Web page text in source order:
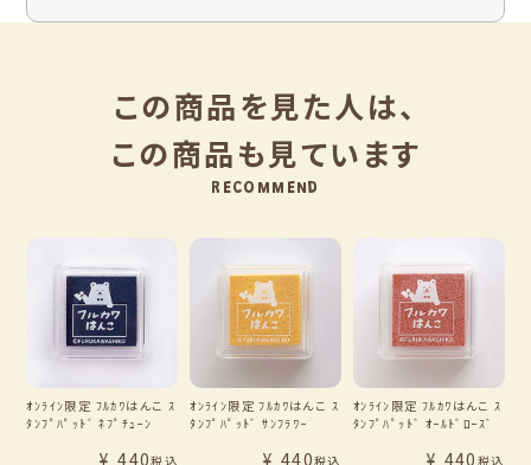
この商品を見た人は、
この商品も見ています
RECOMMEND
ｵﾝﾗｲﾝ限定 ﾌﾙｶﾜはんこ ｽ
ﾀﾝﾌﾟﾊﾟｯﾄﾞ ﾈﾌﾟﾁｭｰﾝ
¥ 440税込
ｵﾝﾗｲﾝ限定 ﾌﾙｶﾜはんこ ｽ
ﾀﾝﾌﾟﾊﾟｯﾄﾞ ｻﾝﾌﾗﾜｰ
¥ 440税込
ｵﾝﾗｲﾝ限定 ﾌﾙｶﾜはんこ ｽ
ﾀﾝﾌﾟﾊﾟｯﾄﾞ ｵｰﾙﾄﾞﾛｰｽﾞ
¥ 440 税込